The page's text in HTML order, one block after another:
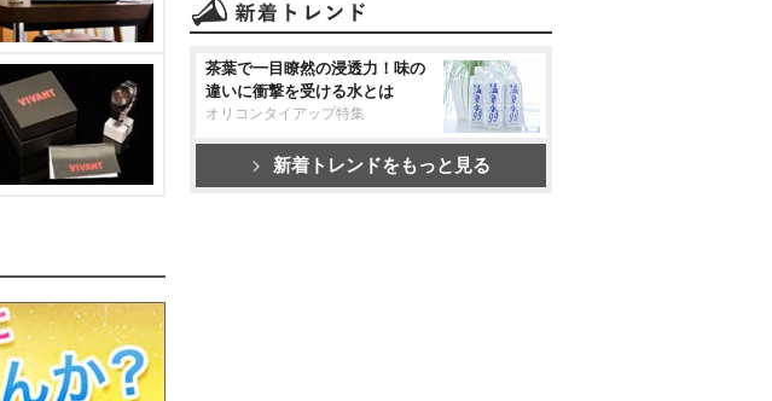
茶葉で一目瞭然の浸透力！味の
違いに衝撃を受ける水とは
オリコンタイアップ特集
新着トレンドをもっと見る